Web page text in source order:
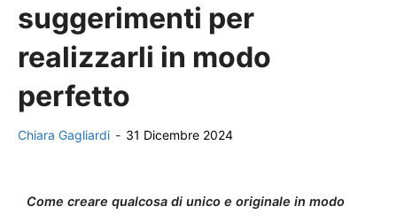
suggerimenti per
realizzarli in modo
perfetto
Chiara Gagliardi - 31 Dicembre 2024
Come creare qualcosa di unico e originale in modo